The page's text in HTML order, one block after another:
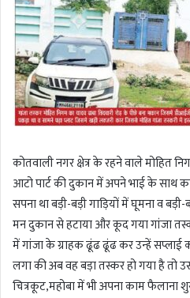
कोतवाली नगर क्षेत्र के रहने वाले मोहित
आटो पार्ट की दुकान में अपने भाई के साथ
सपना था बड़ी-बड़ी गाड़ियों में घूमना व
मन दुकान से हटाया और कूद गया गांजा
में गांजा के ग्राहक ढूंढ ढूंढ कर उन्हें
लगा की अब वह बड़ा तस्कर हो गया है तो
चित्रकूट,महोबा में भी अपना काम फैलाना